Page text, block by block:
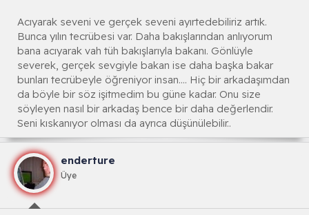
Acıyarak seveni ve gerçek seveni ayırtedebiliriz artık.
Bunca yılın tecrübesi var. Daha bakışlarından anlıyorum
bana acıyarak vah tüh bakışlarıyla bakanı. Gönlüyle
severek, gerçek sevgiyle bakan ise daha başka bakar
bunları tecrübeyle öğreniyor insan.... Hiç bir arkadaşımdan
da böyle bir söz işitmedim bu güne kadar. Onu size
söyleyen nasıl bir arkadaş bence bir daha değerlendir.
Seni kıskanıyor olması da ayrıca düşünülebilir..
enderture
Üye